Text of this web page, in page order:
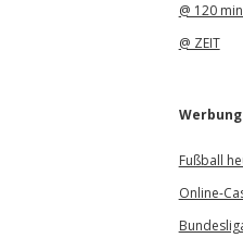
@ 120
@ ZEIT
Werbung
Fußball
Online-